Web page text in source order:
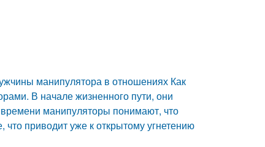
манипулятора в отношениях Как
В начале жизненного пути, они
манипуляторы понимают, что
приводит уже к открытому угнетению